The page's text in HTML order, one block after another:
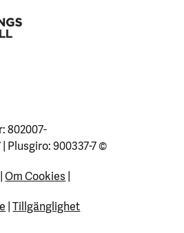
802007-
Plusgiro: 900337-7©
Om Cookies |
|Tillgänglighet